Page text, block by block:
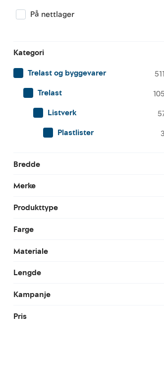
På nettlager
Kategori
Trelast og byggevarer
Trelast
Listverk
Plastlister
Bredde
Merke
Produkttype
Farge
Materiale
Lengde
Kampanje
Pris